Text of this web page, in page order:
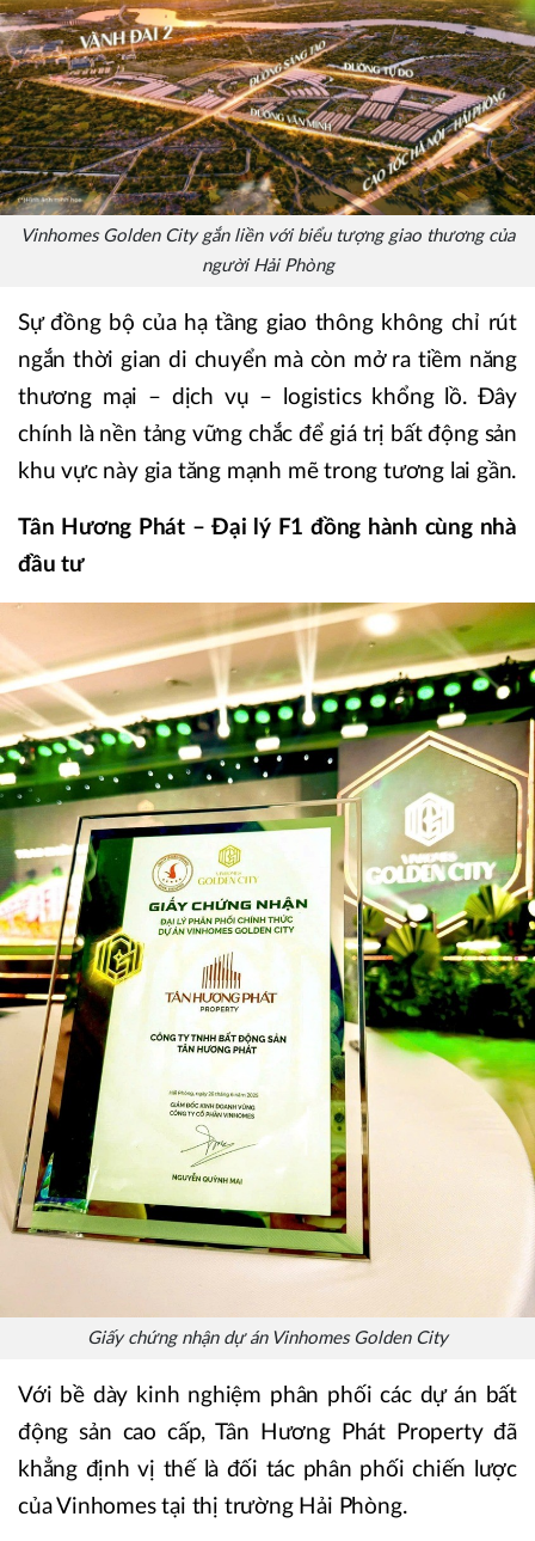
Vinhomes Golden City gắn liền với biểu tượng giao thương của
người Hải Phòng
Sự đồng bộ của hạ tầng giao thông không chỉ rút
ngắn thời gian di chuyển mà còn mở ra tiềm năng
thương mại – dịch vụ – logistics khổng lồ. Đây
chính là nền tảng vững chắc để giá trị bất động sản
khu vực này gia tăng mạnh mẽ trong tương lai gần.
Tân Hương Phát – Đại lý F1 đồng hành cùng nhà
đầu tư
Giấy chứng nhận dự án Vinhomes Golden City
Với bề dày kinh nghiệm phân phối các dự án bất
động sản cao cấp, Tân Hương Phát Property đã
khẳng định vị thế là đối tác phân phối chiến lược
của Vinhomes tại thị trường Hải Phòng.